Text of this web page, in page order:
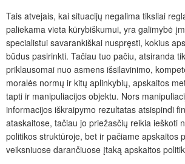
Tais atvejais, kai situacijų negalima tiksliai
paliekama vieta kūrybiškumui, yra galimybė
specialistui savarankiškai nuspręsti, kokius
būdus pasirinkti. Tačiau tuo pačiu, atsiranda
priklausomai nuo asmens išsilavinimo,
moralės normų ir kitų aplinkybių, apskaitos
tapti ir manipuliacijos objektu. Nors
informacijos iškraipymo rezultatas atsispindi
ataskaitose, tačiau jo priežasčių reikia ieškoti
politikos struktūroje, bet ir pačiame apskaitos
veiksniuose darančiuose įtaką apskaitos